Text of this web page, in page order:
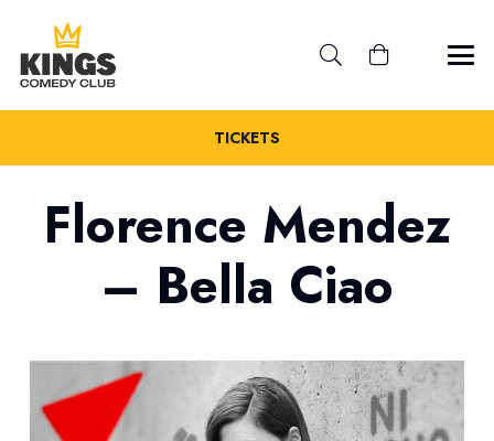
TICKETS
Florence Mendez
– Bella Ciao